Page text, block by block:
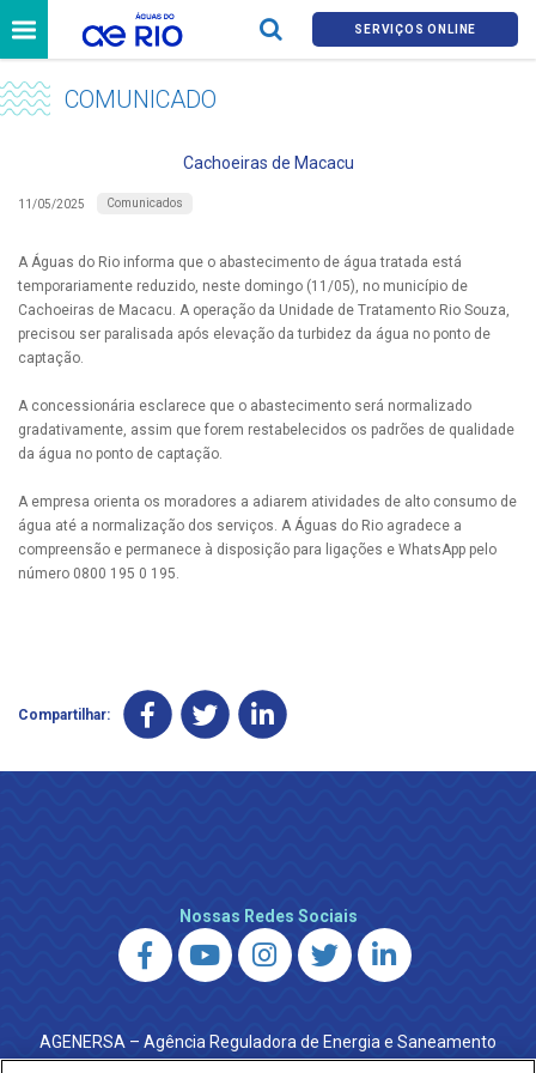
SERVIÇOS ONLINE
COMUNICADO
Cachoeiras de Macacu
11/05/2025 Comunicados
A Águas do Rio informa que o abastecimento de água tratada está
temporariamente reduzido, neste domingo (11/05), no município de
Cachoeiras de Macacu. A operação da Unidade de Tratamento Rio Souza,
precisou ser paralisada após elevação da turbidez da água no ponto de
captação.
A concessionária esclarece que o abastecimento será normalizado
gradativamente, assim que forem restabelecidos os padrões de qualidade
da água no ponto de captação.
A empresa orienta os moradores a adiarem atividades de alto consumo de
água até a normalização dos serviços. A Águas do Rio agradece a
compreensão e permanece à disposição para ligações e WhatsApp pelo
número 0800 195 0 195.
Compartilhar:
Nossas Redes Sociais
AGENERSA – Agência Reguladora de Energia e Saneamento
do Estado do Rio de Janeiro